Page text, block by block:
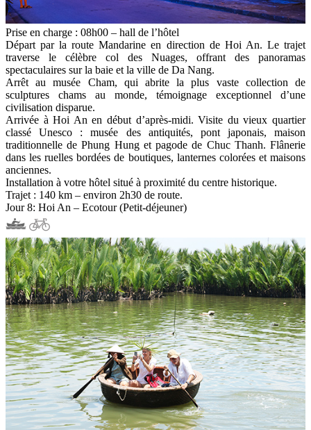
Prise en charge : 08h00 – hall de l’hôtel
Départ par la route Mandarine en direction de Hoi An. Le trajet
traverse le célèbre col des Nuages, offrant des panoramas
spectaculaires sur la baie et la ville de Da Nang.
Arrêt au musée Cham, qui abrite la plus vaste collection de
sculptures chams au monde, témoignage exceptionnel d’une
civilisation disparue.
Arrivée à Hoi An en début d’après-midi. Visite du vieux quartier
classé Unesco : musée des antiquités, pont japonais, maison
traditionnelle de Phung Hung et pagode de Chuc Thanh. Flânerie
dans les ruelles bordées de boutiques, lanternes colorées et maisons
anciennes.
Installation à votre hôtel situé à proximité du centre historique.
Trajet : 140 km – environ 2h30 de route.
Jour 8: Hoi An – Ecotour (Petit-déjeuner)